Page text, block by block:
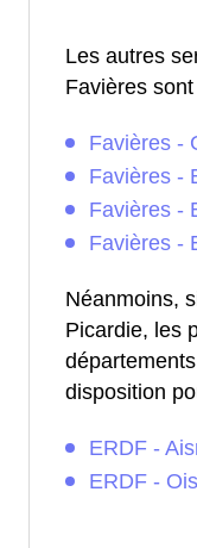
Les autres
Favières
Favières -
Favières -
Favières -
Favières -
Néanmoins,
Picardie, les
disposition
ERDF -
ERDF -